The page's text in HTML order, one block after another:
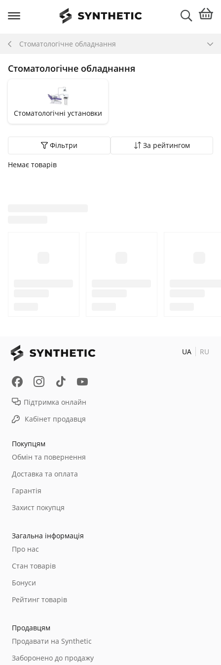
Стоматологічне обладнання
Стоматологічне обладнання
Стоматологічні установки
Фільтри За рейтингом
Немає товарів
Покупцям
Обмін та повернення
Доставка та оплата
Гарантія
Захист покупця
Загальна інформація
Про нас
Стан товарів
Бонуси
Рейтинг товарів
Продавцям
Продавати на Synthetic
Заборонено до продажу
Підтримка онлайн
Кабінет продавця
UA RU